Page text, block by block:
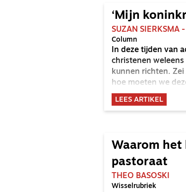
‘Mijn
SUZAN SIERKSMA
Column
In deze tijden van
christenen
kunnen richten. Zei
hoe moeten we
met deze wereld
LEES ARTIKEL
Waarom
pastoraat
THEO BASOSKI
Wisselrubriek